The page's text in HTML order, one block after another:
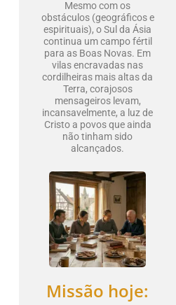
Mesmo com os
obstáculos (geográficos e
espirituais), o Sul da Ásia
continua um campo fértil
para as Boas Novas. Em
vilas encravadas nas
cordilheiras mais altas da
Terra, corajosos
mensageiros levam,
incansavelmente, a luz de
Cristo a povos que ainda
não tinham sido
alcançados.
Missão hoje: